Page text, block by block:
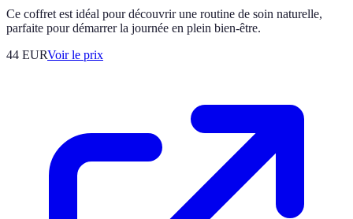
Ce coffret est idéal pour découvrir une routine de soin naturelle,
parfaite pour démarrer la journée en plein bien-être.
44 EURVoir le prix